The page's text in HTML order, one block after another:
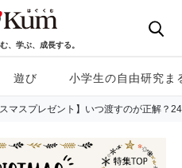
、学ぶ、成長する。
遊び 小学生の自由研究ま
スマスプレゼント】いつ渡すのが正解？